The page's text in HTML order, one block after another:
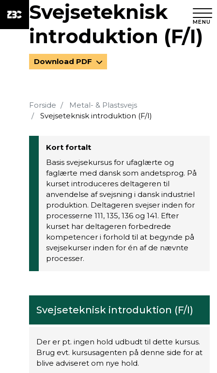
MENU
Svejseteknisk
introduktion (F/I)
Download PDF
Forside
Metal- & Plastsvejs
Svejseteknisk introduktion (F/I)
Kort fortalt
Basis svejsekursus for ufaglærte og
faglærte med dansk som andetsprog. På
kurset introduceres deltageren til
anvendelse af svejsning i dansk industriel
produktion. Deltageren svejser inden for
processerne 111, 135, 136 og 141. Efter
kurset har deltageren forbedrede
kompetencer i forhold til at begynde på
svejsekurser inden for én af de nævnte
processer.
Svejseteknisk introduktion (F/I)
Der er pt. ingen hold udbudt til dette kursus.
Brug evt. kursusagenten på denne side for at
blive adviseret om nye hold.